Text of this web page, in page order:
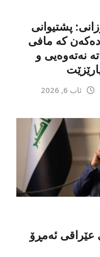
پشتیوانی
کە مافی
نەتەوەیی و
ئاب 6, 2026
ئەمڕۆ